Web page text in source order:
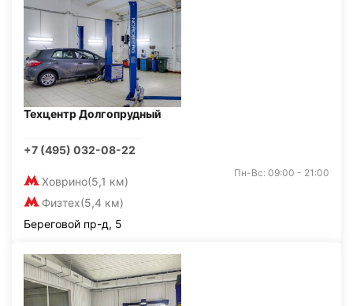
Техцентр Долгопрудный
+7 (495) 032-08-22
Ховрино(5,1 км)
Физтех(5,4 км)
Пн-Вс: 09:00 - 21:00
Береговой пр-д, 5